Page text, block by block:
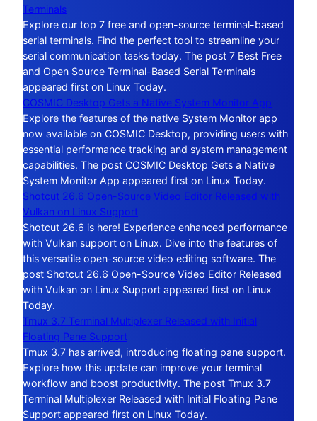
Terminals
Explore our top 7 free and open-source terminal-based
serial terminals. Find the perfect tool to streamline your
serial communication tasks today. The post 7 Best Free
and Open Source Terminal-Based Serial Terminals
appeared first on Linux Today.
COSMIC Desktop Gets a Native System Monitor App
Explore the features of the native System Monitor app
now available on COSMIC Desktop, providing users with
essential performance tracking and system management
capabilities. The post COSMIC Desktop Gets a Native
System Monitor App appeared first on Linux Today.
Shotcut 26.6 Open-Source Video Editor Released with
Vulkan on Linux Support
Shotcut 26.6 is here! Experience enhanced performance
with Vulkan support on Linux. Dive into the features of
this versatile open-source video editing software. The
post Shotcut 26.6 Open-Source Video Editor Released
with Vulkan on Linux Support appeared first on Linux
Today.
Tmux 3.7 Terminal Multiplexer Released with Initial
Floating Pane Support
Tmux 3.7 has arrived, introducing floating pane support.
Explore how this update can improve your terminal
workflow and boost productivity. The post Tmux 3.7
Terminal Multiplexer Released with Initial Floating Pane
Support appeared first on Linux Today.